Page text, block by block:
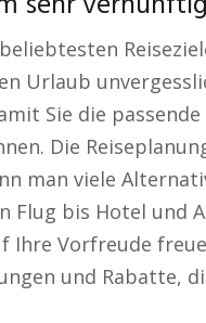
Urlaub
Sie die
Die
man viele
Flug bis Hotel und
Ihre Vorfreude
und Rabatte,